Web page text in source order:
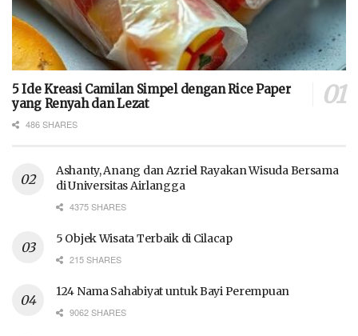
5 Ide Kreasi Camilan Simpel dengan Rice Paper
yang Renyah dan Lezat
486 SHARES
Ashanty, Anang dan Azriel Rayakan Wisuda Bersama
di Universitas Airlangga
4375 SHARES
5 Objek Wisata Terbaik di Cilacap
215 SHARES
124 Nama Sahabiyat untuk Bayi Perempuan
9062 SHARES